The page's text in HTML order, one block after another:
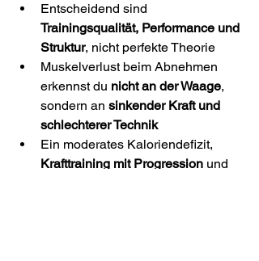
Entscheidend sind
Trainingsqualität, Performance und
Struktur, nicht perfekte Theorie
Muskelverlust beim Abnehmen
erkennst du nicht an der Waage,
sondern an sinkender Kraft und
schlechterer Technik
Ein moderates Kaloriendefizit,
Krafttraining mit Progression und